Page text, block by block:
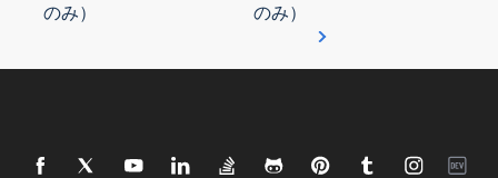
のみ）
のみ）